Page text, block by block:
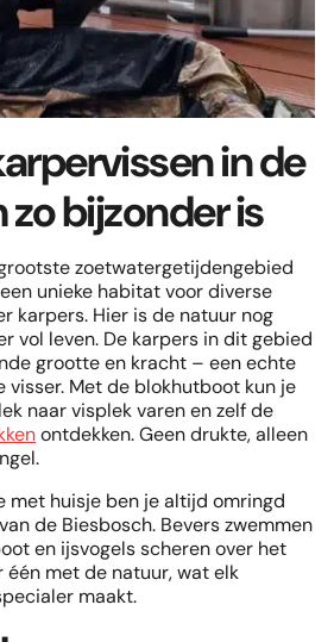
in de
bijzonder is
zoetwatergetijdengebied
unieke habitat voor diverse
karpers. Hier is de natuur nog
vol leven. De karpers in dit gebied
grootte en kracht – een echte
visser. Met de blokhutboot kun je
naar visplek varen en zelf de
ontdekken. Geen drukte, alleen
met huisje ben je altijd omringd
de Biesbosch. Bevers zwemmen
en ijsvogels scheren over het
één met de natuur, wat elk
maakt.